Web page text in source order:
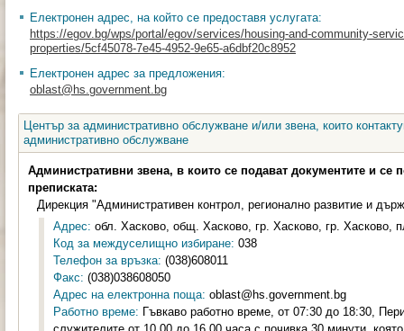
Електронен адрес, на който се предоставя услугата:
https://egov.bg/wps/portal/egov/services/housing-and-community-
properties/5cf45078-7e45-4952-9e65-a6dbf20c8952
Електронен адрес за предложения:
oblast@hs.government.bg
Център за административно обслужване и/или звена, които
административно обслужване
Административни звена, в които се подават документите и се
преписката:
Дирекция "Административен контрол, регионално развитие и
Адрес: обл. Хасково, общ. Хасково, гр. Хасково, гр. Хасково,
Код за междуселищно избиране: 038
Телефон за връзка: (038)608011
Факс: (038)038608050
Адрес на електронна поща: oblast@hs.government.bg
Работно време: Гъвкаво работно време, от 07:30 до 18:30,